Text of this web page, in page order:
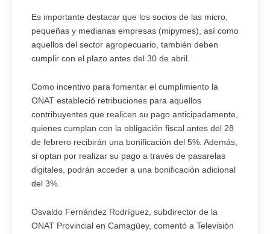
Es importante destacar que los socios de las micro,
pequeñas y medianas empresas (mipymes), así como
aquellos del sector agropecuario, también deben
cumplir con el plazo antes del 30 de abril.
Como incentivo para fomentar el cumplimiento la
ONAT estableció retribuciones para aquellos
contribuyentes que realicen su pago anticipadamente,
quienes cumplan con la obligación fiscal antes del 28
de febrero recibirán una bonificación del 5%. Además,
si optan por realizar su pago a través de pasarelas
digitales, podrán acceder a una bonificación adicional
del 3%.
Osvaldo Fernández Rodríguez, subdirector de la
ONAT Provincial en Camagüey, comentó a Televisión